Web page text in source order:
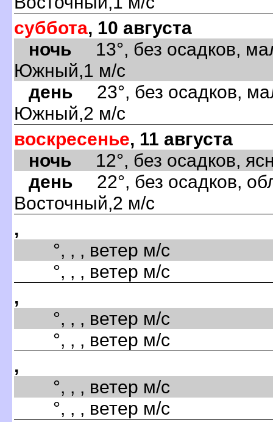
суббота, 10 августа
ночь 13°, без осадков,
Южный,1 м/с
день 23°, без осадков,
Южный,2 м/с
воскресенье, 11 августа
ночь 12°, без осадков,
день 22°, без осадков,
Восточный,2 м/с
,
°, , , ветер м/с
°, , , ветер м/с
,
°, , , ветер м/с
°, , , ветер м/с
,
°, , , ветер м/с
°, , , ветер м/с